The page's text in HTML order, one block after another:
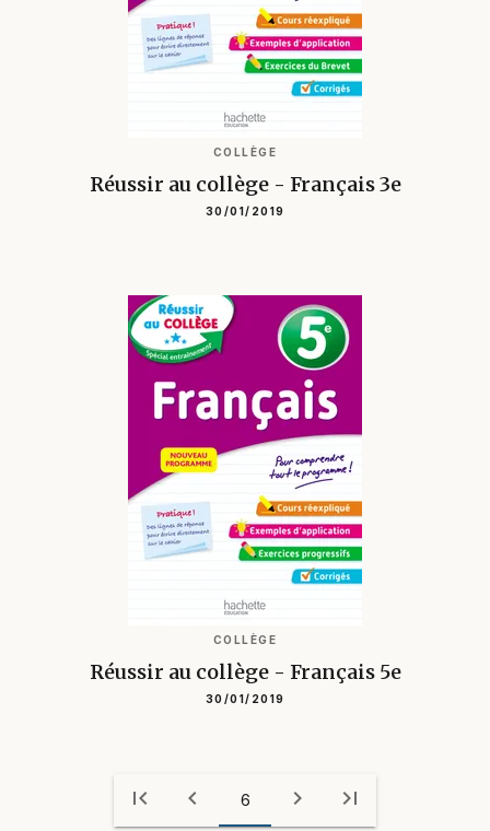
COLLÈGE
Réussir au collège - Français 3e
30/01/2019
COLLÈGE
Réussir au collège - Français 5e
30/01/2019
first_page chevron_left 6 chevron_right last_page